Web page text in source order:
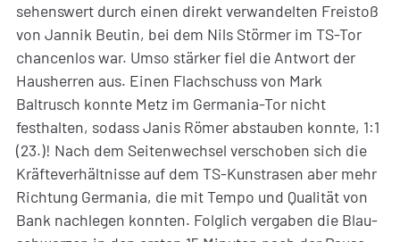
sehenswert durch einen direkt verwandelten Freistoß
von Jannik Beutin, bei dem Nils Störmer im TS-Tor
chancenlos war. Umso stärker fiel die Antwort der
Hausherren aus. Einen Flachschuss von Mark
Baltrusch konnte Metz im Germania-Tor nicht
festhalten, sodass Janis Römer abstauben konnte, 1:1
(23.)! Nach dem Seitenwechsel verschoben sich die
Kräfteverhältnisse auf dem TS-Kunstrasen aber mehr
Richtung Germania, die mit Tempo und Qualität von
Bank nachlegen konnten. Folglich vergaben die Blau-